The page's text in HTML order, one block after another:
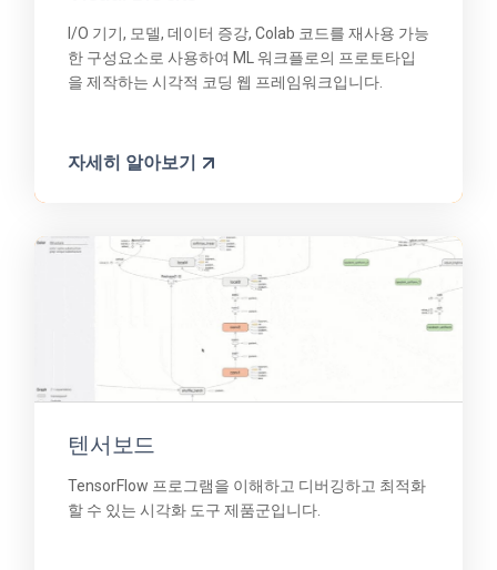
I/O 기기, 모델, 데이터 증강, Colab 코드를 재사용 가능
한 구성요소로 사용하여 ML 워크플로의 프로토타입
을 제작하는 시각적 코딩 웹 프레임워크입니다.
자세히 알아보기
텐서보드
TensorFlow 프로그램을 이해하고 디버깅하고 최적화
할 수 있는 시각화 도구 제품군입니다.